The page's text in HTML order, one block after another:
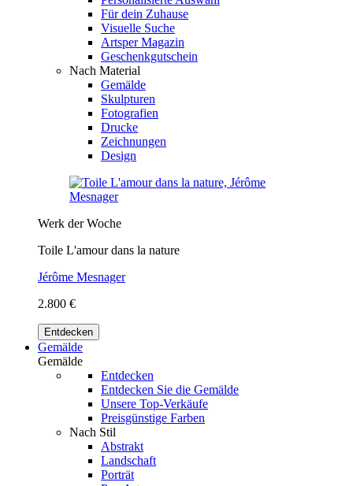
Für dein Zuhause
Visuelle Suche
Artsper Magazin
Geschenkgutschein
Nach Material
Gemälde
Skulpturen
Fotografien
Drucke
Zeichnungen
Design
Werk der Woche
Toile L'amour dans la nature
Jérôme Mesnager
2.800 €
Entdecken
Gemälde
Gemälde
Entdecken
Entdecken Sie die Gemälde
Unsere Top-Verkäufe
Preisgünstige Farben
Nach Stil
Abstrakt
Landschaft
Porträt